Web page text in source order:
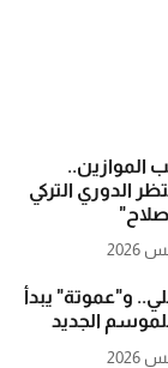
الموازين..
الدوري التركي
و"عموتة" يبدأ
للموسم الجديد